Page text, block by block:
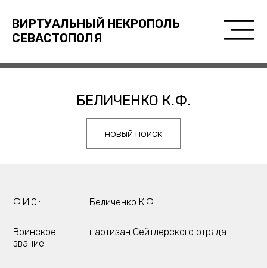
ВИРТУАЛЬНЫЙ НЕКРОПОЛЬ
СЕВАСТОПОЛЯ
БЕЛИЧЕНКО К.Ф.
новый поиск
Ф.И.О.: Беличенко К.Ф.
Воинское
звание:
партизан Сейтлерского отряда